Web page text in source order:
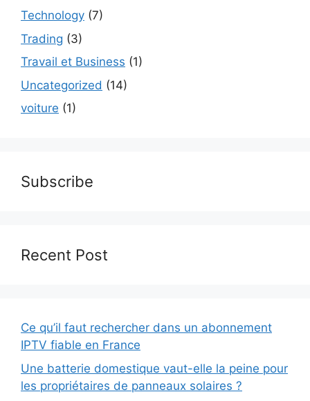
Technology (7)
Trading (3)
Travail et Business (1)
Uncategorized (14)
voiture (1)
Subscribe
Recent Post
Ce qu’il faut rechercher dans un abonnement
IPTV fiable en France
Une batterie domestique vaut-elle la peine pour
les propriétaires de panneaux solaires ?